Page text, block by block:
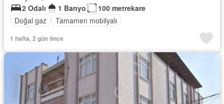
2 Odalı
1 Banyo
100 metrekare
Doğal gaz
Tamamen mobilyalı
1 hafta, 2 gün önce